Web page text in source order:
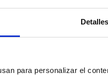
Detalles
para personalizar el